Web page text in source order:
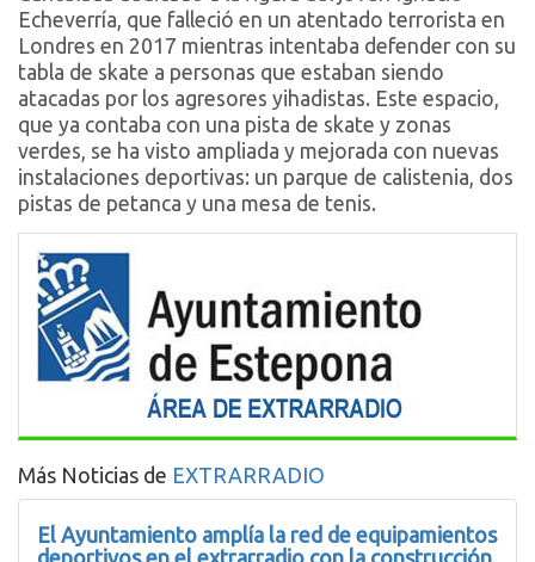
Echeverría, que falleció en un atentado terrorista en
Londres en 2017 mientras intentaba defender con su
tabla de skate a personas que estaban siendo
atacadas por los agresores yihadistas. Este espacio,
que ya contaba con una pista de skate y zonas
verdes, se ha visto ampliada y mejorada con nuevas
instalaciones deportivas: un parque de calistenia, dos
pistas de petanca y una mesa de tenis.
Más Noticias de EXTRARRADIO
El Ayuntamiento amplía la red de equipamientos
deportivos en el extrarradio con la construcción